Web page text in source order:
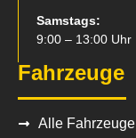
Samstags:
9:00 – 13:00 Uhr
Fahrzeuge
Alle Fahrzeuge